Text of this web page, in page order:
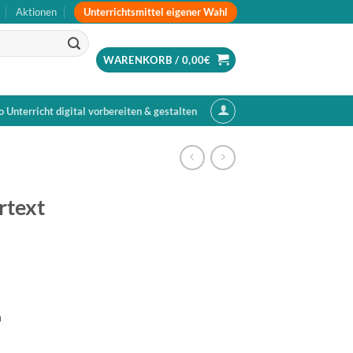
Aktionen Unterrichtsmittel eigener Wahl
WARENKORB / 0,00€
Unterricht digital vorbereiten & gestalten